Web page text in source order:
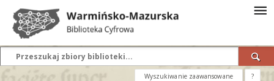
Wyszukiwanie zaawansowane ?